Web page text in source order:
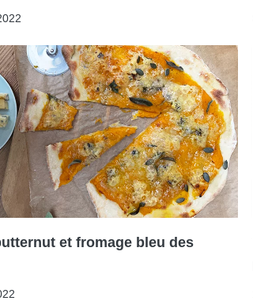
et fromage bleu des